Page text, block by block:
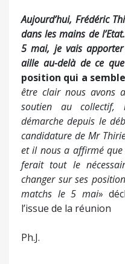
Aujourd’hui, Frédéric
dans les mains de
5 mai, je vais
aille au-delà de ce
position qui a
être clair nous avons
soutien au collectif,
démarche depuis le
candidature de Mr
et il nous a affirmé
ferait tout le
changer sur ses
matchs le 5 mai»
l’issue de la réunion
Ph.J.